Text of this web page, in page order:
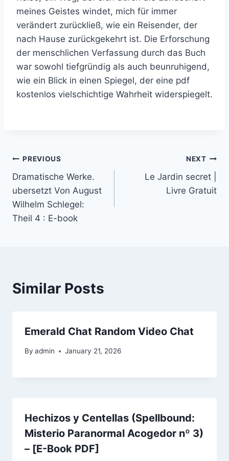
meines Geistes windet, mich für immer
verändert zurückließ, wie ein Reisender, der
nach Hause zurückgekehrt ist. Die Erforschung
der menschlichen Verfassung durch das Buch
war sowohl tiefgründig als auch beunruhigend,
wie ein Blick in einen Spiegel, der eine pdf
kostenlos vielschichtige Wahrheit widerspiegelt.
PREVIOUS
Dramatische Werke.
ubersetzt Von August
Wilhelm Schlegel:
Theil 4 : E-book
NEXT
Le Jardin secret |
Livre Gratuit
Similar Posts
Emerald Chat Random Video Chat
By admin January 21, 2026
Hechizos y Centellas (Spellbound:
Misterio Paranormal Acogedor nº 3)
– [E-Book PDF]